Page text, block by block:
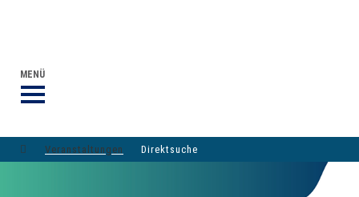
MENÜ
Veranstaltungen Direktsuche